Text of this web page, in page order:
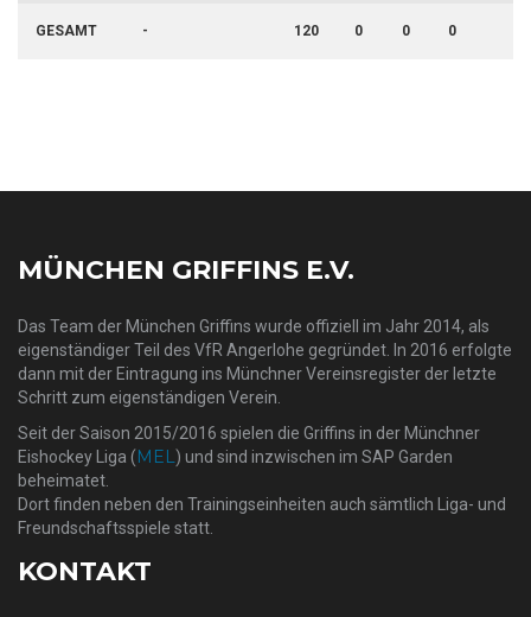
GESAMT - 120 0 0 0
MÜNCHEN GRIFFINS E.V.
Das Team der München Griffins wurde offiziell im Jahr 2014, als
eigenständiger Teil des VfR Angerlohe gegründet. In 2016 erfolgte
dann mit der Eintragung ins Münchner Vereinsregister der letzte
Schritt zum eigenständigen Verein.
Seit der Saison 2015/2016 spielen die Griffins in der Münchner
Eishockey Liga (MEL) und sind inzwischen im SAP Garden
beheimatet.
Dort finden neben den Trainingseinheiten auch sämtlich Liga- und
Freundschaftsspiele statt.
KONTAKT